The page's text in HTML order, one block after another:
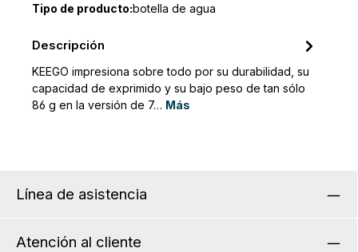
Tipo de producto:botella de agua
Descripción
KEEGO impresiona sobre todo por su durabilidad, su
capacidad de exprimido y su bajo peso de tan sólo
86 g en la versión de 7… Más
Línea de asistencia
Atención al cliente